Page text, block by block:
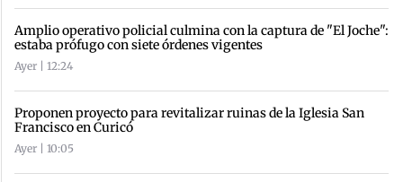
Amplio operativo policial culmina con la captura de "El Joche":
estaba prófugo con siete órdenes vigentes
Ayer | 12:24
Proponen proyecto para revitalizar ruinas de la Iglesia San
Francisco en Curicó
Ayer | 10:05